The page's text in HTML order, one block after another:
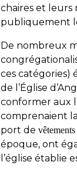
chaires et leurs
publiquement
De nombreux
ces catégories)
de l’Église
conformer aux
comprenaient
port de
époque, ont
l’église établie